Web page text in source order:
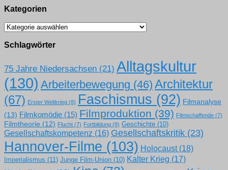
Kategorien
Kategorien
Schlagwörter
75 Jahre Niedersachsen (21) Alltagskultur
(130) Arbeiterbewegung (46) Architektur
(67) Erster Weltkrieg (8) Faschismus (92) Filmanalyse
(13) Filmkomödie (15) Filmproduktion (39) Filmschaffende (7)
Filmtheorie (12) Flucht (7) Fortbildung (8) Geschichte (10)
Gesellschaftskompetenz (16) Gesellschaftskritik (23)
Hannover-Filme (103) Holocaust(18)
Imperialismus (11) Junge Film-Union (10) Kalter Krieg (17)